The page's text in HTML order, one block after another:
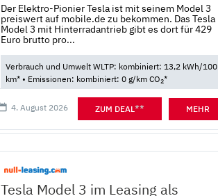
Der Elektro-Pionier Tesla ist mit seinem Model 3
preiswert auf mobile.de zu bekommen. Das Tesla
Model 3 mit Hinterradantrieb gibt es dort für 429
Euro brutto pro...
Verbrauch und Umwelt WLTP: kombiniert: 13,2 kWh/100
km* • Emissionen: kombiniert: 0 g/km CO2*
4. August 2026 ZUM DEAL** MEHR
Tesla Model 3 im Leasing als